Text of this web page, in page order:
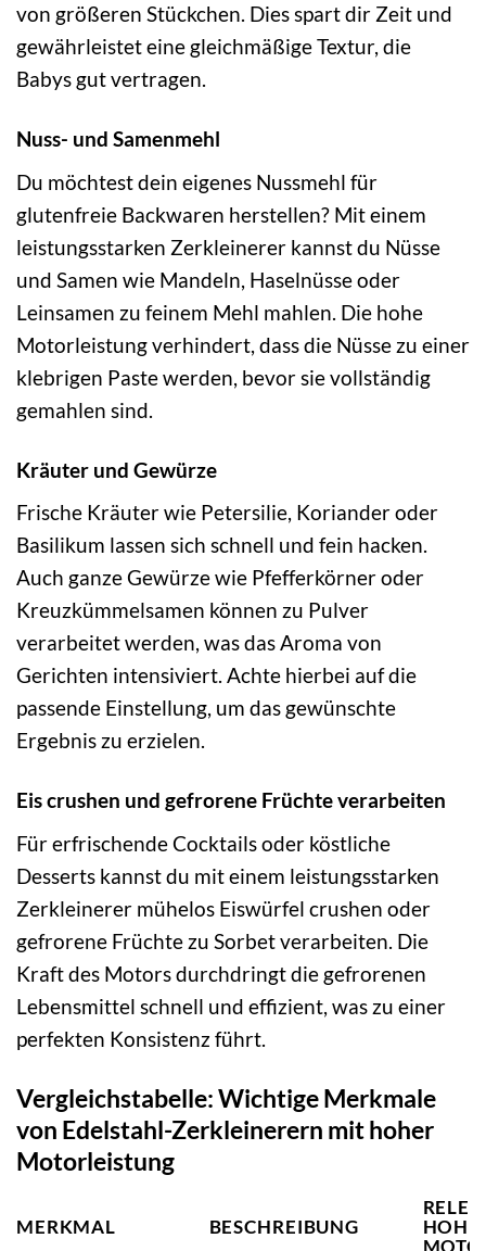
von größeren Stückchen. Dies spart dir Zeit und
gewährleistet eine gleichmäßige Textur, die
Babys gut vertragen.
Nuss- und Samenmehl
Du möchtest dein eigenes Nussmehl für
glutenfreie Backwaren herstellen? Mit einem
leistungsstarken Zerkleinerer kannst du Nüsse
und Samen wie Mandeln, Haselnüsse oder
Leinsamen zu feinem Mehl mahlen. Die hohe
Motorleistung verhindert, dass die Nüsse zu einer
klebrigen Paste werden, bevor sie vollständig
gemahlen sind.
Kräuter und Gewürze
Frische Kräuter wie Petersilie, Koriander oder
Basilikum lassen sich schnell und fein hacken.
Auch ganze Gewürze wie Pfefferkörner oder
Kreuzkümmelsamen können zu Pulver
verarbeitet werden, was das Aroma von
Gerichten intensiviert. Achte hierbei auf die
passende Einstellung, um das gewünschte
Ergebnis zu erzielen.
Eis crushen und gefrorene Früchte verarbeiten
Für erfrischende Cocktails oder köstliche
Desserts kannst du mit einem leistungsstarken
Zerkleinerer mühelos Eiswürfel crushen oder
gefrorene Früchte zu Sorbet verarbeiten. Die
Kraft des Motors durchdringt die gefrorenen
Lebensmittel schnell und effizient, was zu einer
perfekten Konsistenz führt.
Vergleichstabelle: Wichtige Merkmale
von Edelstahl-Zerkleinerern mit hoher
Motorleistung
MERKMAL BESCHREIBUNG
HOHE